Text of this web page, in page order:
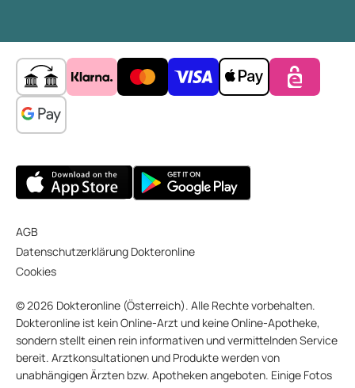
AGB
Datenschutzerklärung Dokteronline
Cookies
© 2026 Dokteronline (Österreich). Alle Rechte vorbehalten.
Dokteronline ist kein Online-Arzt und keine Online-Apotheke,
sondern stellt einen rein informativen und vermittelnden Service
bereit. Arztkonsultationen und Produkte werden von
unabhängigen Ärzten bzw. Apotheken angeboten. Einige Fotos